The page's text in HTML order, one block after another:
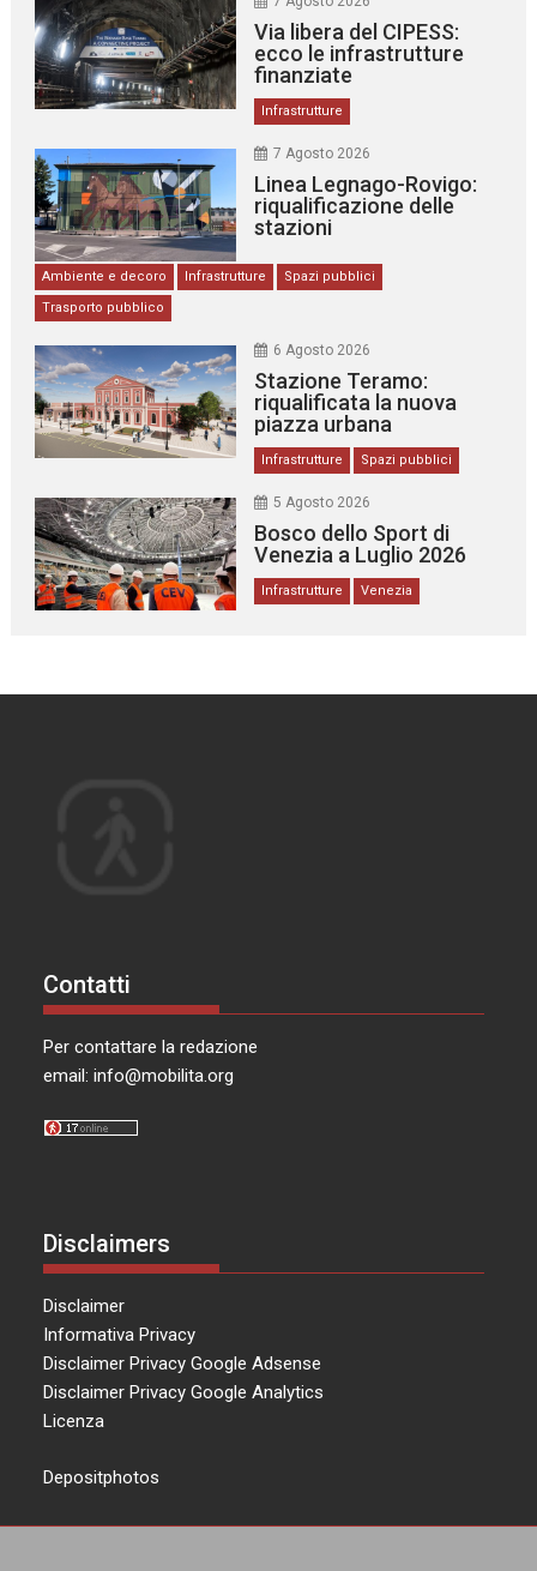
Via libera del CIPESS:
ecco le infrastrutture
finanziate
Infrastrutture
7 Agosto 2026
Linea Legnago-Rovigo:
riqualificazione delle
stazioni
Ambiente e decoro Infrastrutture
Spazi pubblici
Trasporto pubblico
6 Agosto 2026
Stazione Teramo:
riqualificata la nuova
piazza urbana
Infrastrutture Spazi pubblici
5 Agosto 2026
Bosco dello Sport di
Venezia a Luglio 2026
Infrastrutture Venezia
Contatti
Per contattare la redazione
email:info@mobilita.org
Disclaimers
Disclaimer
Informativa Privacy
Disclaimer Privacy Google Adsense
Disclaimer Privacy Google Analytics
Licenza
Depositphotos